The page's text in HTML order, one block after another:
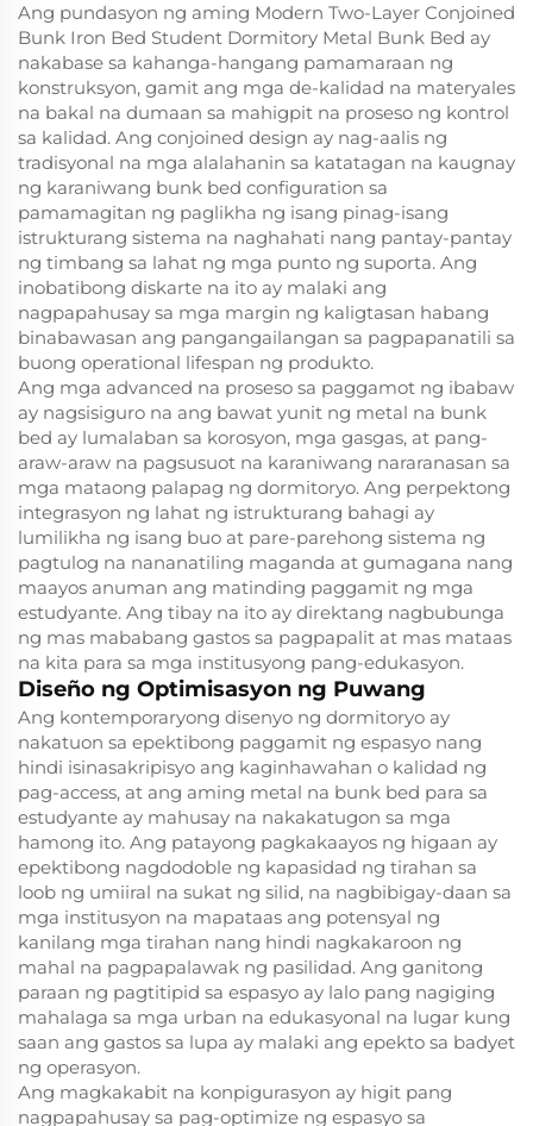
Ang pundasyon ng aming Modern Two-Layer Conjoined
Bunk Iron Bed Student Dormitory Metal Bunk Bed ay
nakabase sa kahanga-hangang pamamaraan ng
konstruksyon, gamit ang mga de-kalidad na materyales
na bakal na dumaan sa mahigpit na proseso ng kontrol
sa kalidad. Ang conjoined design ay nag-aalis ng
tradisyonal na mga alalahanin sa katatagan na kaugnay
ng karaniwang bunk bed configuration sa
pamamagitan ng paglikha ng isang pinag-isang
istrukturang sistema na naghahati nang pantay-pantay
ng timbang sa lahat ng mga punto ng suporta. Ang
inobatibong diskarte na ito ay malaki ang
nagpapahusay sa mga margin ng kaligtasan habang
binabawasan ang pangangailangan sa pagpapanatili sa
buong operational lifespan ng produkto.
Ang mga advanced na proseso sa paggamot ng ibabaw
ay nagsisiguro na ang bawat yunit ng metal na bunk
bed ay lumalaban sa korosyon, mga gasgas, at pang-
araw-araw na pagsusuot na karaniwang nararanasan sa
mga mataong palapag ng dormitoryo. Ang perpektong
integrasyon ng lahat ng istrukturang bahagi ay
lumilikha ng isang buo at pare-parehong sistema ng
pagtulog na nananatiling maganda at gumagana nang
maayos anuman ang matinding paggamit ng mga
estudyante. Ang tibay na ito ay direktang nagbubunga
ng mas mababang gastos sa pagpapalit at mas mataas
na kita para sa mga institusyong pang-edukasyon.
Diseño ng Optimisasyon ng Puwang
Ang kontemporaryong disenyo ng dormitoryo ay
nakatuon sa epektibong paggamit ng espasyo nang
hindi isinasakripisyo ang kaginhawahan o kalidad ng
pag-access, at ang aming metal na bunk bed para sa
estudyante ay mahusay na nakakatugon sa mga
hamong ito. Ang patayong pagkakaayos ng higaan ay
epektibong nagdodoble ng kapasidad ng tirahan sa
loob ng umiiral na sukat ng silid, na nagbibigay-daan sa
mga institusyon na mapataas ang potensyal ng
kanilang mga tirahan nang hindi nagkakaroon ng
mahal na pagpapalawak ng pasilidad. Ang ganitong
paraan ng pagtitipid sa espasyo ay lalo pang nagiging
mahalaga sa mga urban na edukasyonal na lugar kung
saan ang gastos sa lupa ay malaki ang epekto sa badyet
ng operasyon.
Ang magkakabit na konpigurasyon ay higit pang
nagpapahusay sa pag-optimize ng espasyo sa